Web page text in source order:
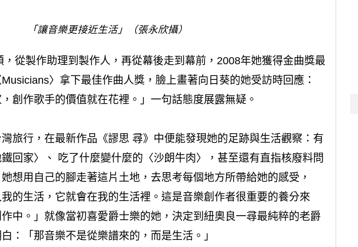
「讓音樂更接近生活」（張永欣攝）
從製作助理到製作人，再從幕後走到幕前，2008年她獲得金曲獎最
〉拿下最佳作曲人獎，臉上畫著向日葵的她受訪時回應：
，創作歌手的價值就在花裡。」一句話態度展露無疑。
旅行，在最新作品《謬思 尋》中便能發現她的足跡與生活觀察：有
回家〉、 吃了什麼變什麼的〈沙朗牛肉〉，甚至還有直指核廢料問
想用自己的腳走著這片土地，去思考每個地方所帶給她的感受，
我的生活，它就會在我的生活裡。這是音樂創作者很重要的養分來
中。」就像當初喜愛爵士樂的她，決定到紐奧良一尋最純粹的老爵
：「那音樂不是從樂譜來的，而是生活。」